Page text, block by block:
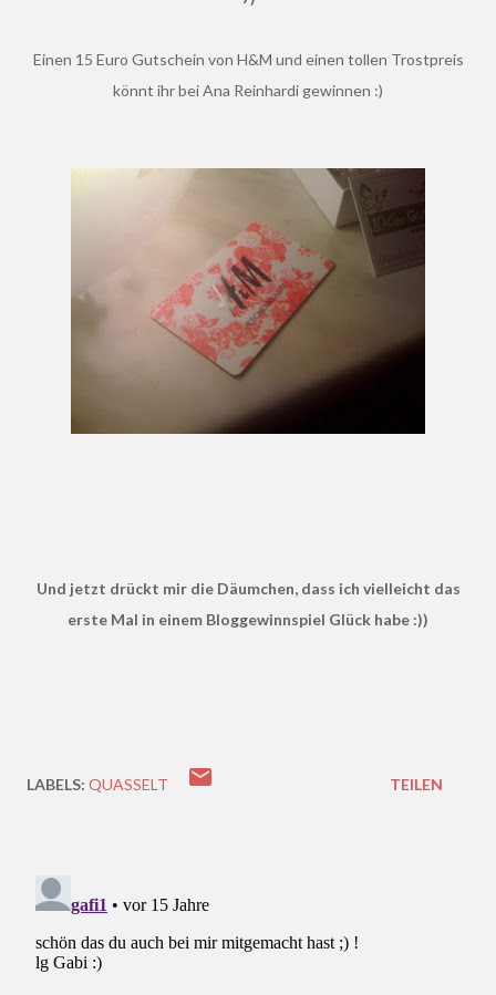
Einen 15 Euro Gutschein von H&M und einen tollen Trostpreis
könnt ihr bei Ana Reinhardi gewinnen :)
Und jetzt drückt mir die Däumchen, dass ich vielleicht das
erste Mal in einem Bloggewinnspiel Glück habe :))
LABELS: QUASSELT TEILEN